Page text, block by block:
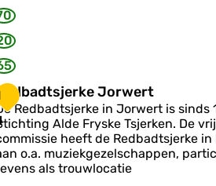
Jorwert
Redbadtsjerke in Jorwert is sinds
Alde Fryske Tsjerken. De
heeft de Redbadtsjerke
o.a. muziekgezelschappen,
als trouwlocatie